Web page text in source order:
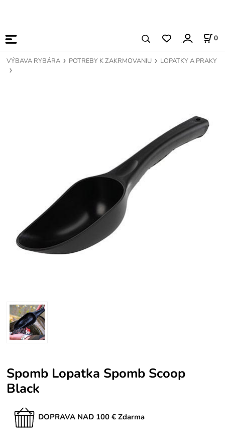
0
VÝBAVA RYBÁRA POTREBY K ZAKRMOVANIU LOPATKY A PRAKY
Spomb Lopatka Spomb Scoop
Black
DOPRAVA NAD 100 € Zdarma